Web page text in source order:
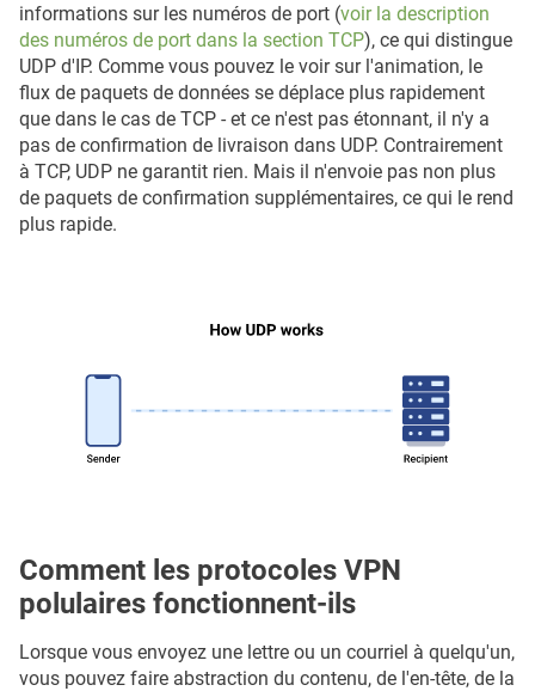
informations sur les numéros de port (voir la description
des numéros de port dans la section TCP), ce qui distingue
UDP d'IP. Comme vous pouvez le voir sur l'animation, le
flux de paquets de données se déplace plus rapidement
que dans le cas de TCP - et ce n'est pas étonnant, il n'y a
pas de confirmation de livraison dans UDP. Contrairement
à TCP, UDP ne garantit rien. Mais il n'envoie pas non plus
de paquets de confirmation supplémentaires, ce qui le rend
plus rapide.
Comment les protocoles VPN
polulaires fonctionnent-ils
Lorsque vous envoyez une lettre ou un courriel à quelqu'un,
vous pouvez faire abstraction du contenu, de l'en-tête, de la